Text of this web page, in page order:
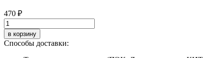
470 ₽
в корзину
Способы доставки: